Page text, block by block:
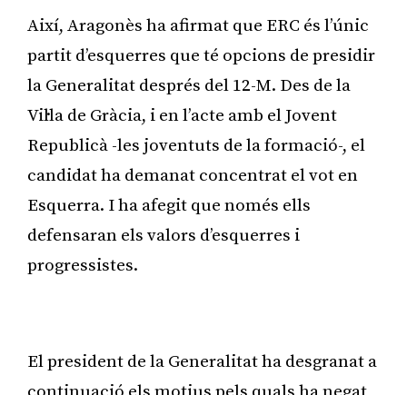
Així, Aragonès ha afirmat que ERC és l’únic
partit d’esquerres que té opcions de presidir
la Generalitat després del 12-M. Des de la
Vil·la de Gràcia, i en l’acte amb el Jovent
Republicà -les joventuts de la formació-, el
candidat ha demanat concentrat el vot en
Esquerra. I ha afegit que només ells
defensaran els valors d’esquerres i
progressistes.
El president de la Generalitat ha desgranat a